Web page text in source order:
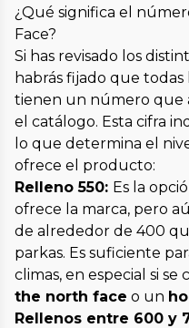
¿Qué significa el
Face?
Si has revisado los
habrás fijado que
tienen un número que
el catálogo. Esta cifra
lo que determina el
ofrece el producto:
Relleno 550: Es la
ofrece la marca, pero
de alrededor de 400
parkas. Es suficiente
climas, en especial si
the north face o un
Rellenos entre 600 y